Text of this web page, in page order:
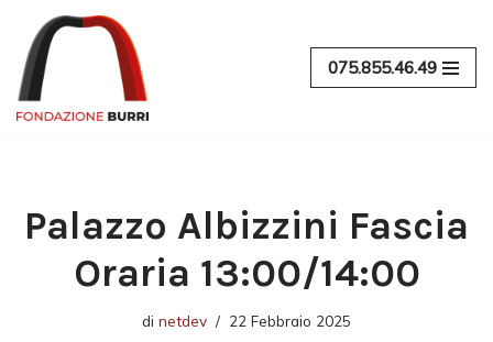
Vai
al
contenuto
075.855.46.49
Palazzo Albizzini Fascia
Oraria 13:00/14:00
di netdev 22 Febbraio 2025